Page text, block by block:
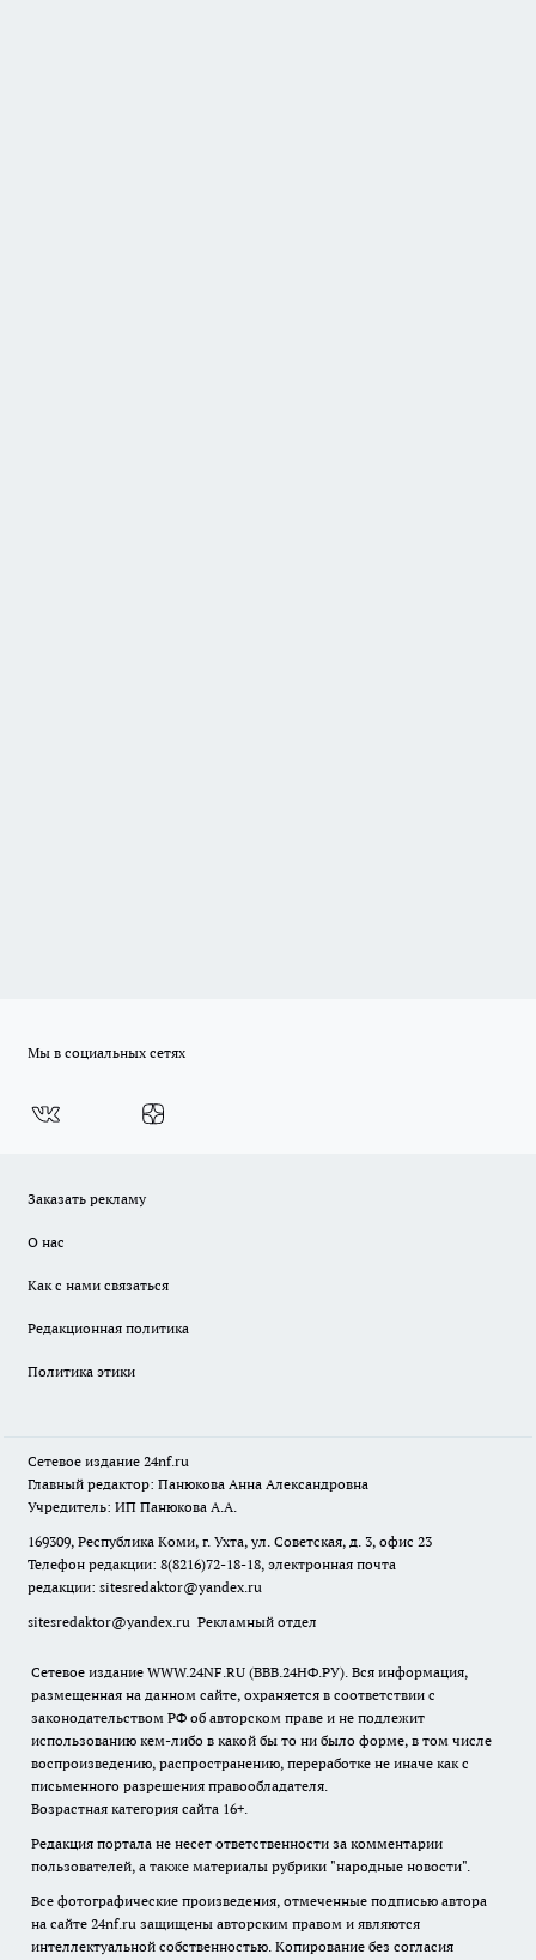
Мы в социальных сетях
Заказать рекламу
О нас
Как с нами связаться
Редакционная политика
Политика этики
Сетевое издание 24nf.ru
Главный редактор: Панюкова Анна Александровна
Учредитель: ИП Панюкова А.А.
169309, Республика Коми, г. Ухта, ул. Советская, д. 3, офис 23
Телефон редакции: 8(8216)72-18-18, электронная почта
редакции: sitesredaktor@yandex.ru
sitesredaktor@yandex.ru Рекламный отдел
Сетевое издание WWW.24NF.RU (ВВВ.24НФ.РУ). Вся информация,
размещенная на данном сайте, охраняется в соответствии с
законодательством РФ об авторском праве и не подлежит
использованию кем-либо в какой бы то ни было форме, в том числе
воспроизведению, распространению, переработке не иначе как с
письменного разрешения правообладателя.
Возрастная категория сайта 16+.
Редакция портала не несет ответственности за комментарии
пользователей, а также материалы рубрики "народные новости".
Все фотографические произведения, отмеченные подписью автора
на сайте 24nf.ru защищены авторским правом и являются
интеллектуальной собственностью. Копирование без согласия